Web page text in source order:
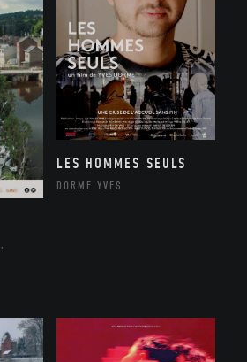
LES HOMMES SEULS
DORME YVES